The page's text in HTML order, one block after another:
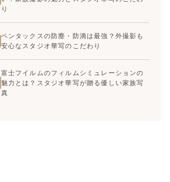
り
ペンタックスの防塵・防滴は最強？外撮影も
安心なスタジオ華写のこだわり
富士フイルムのフィルムシミュレーションの
魅力とは？スタジオ華写が贈る優しい家族写
真